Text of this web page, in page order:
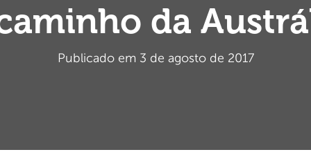
da
Publicado em 3 de agosto de 2017